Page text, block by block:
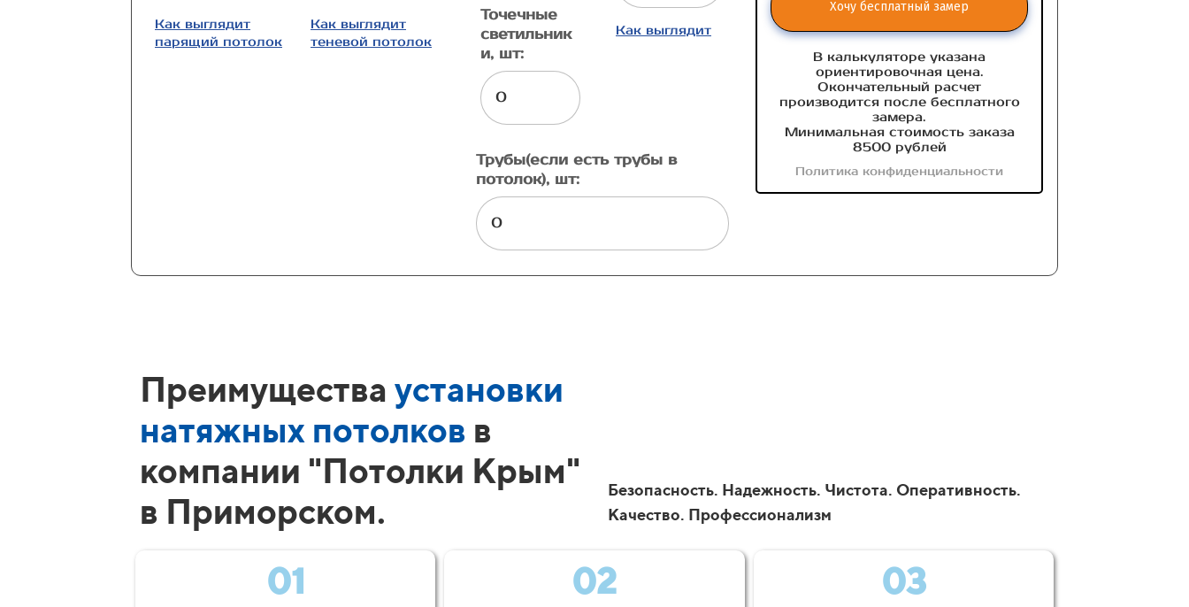
Как выглядит
парящий потолок
Как выглядит
теневой потолок
Точечные
светильник
и, шт:
Как выглядит
Трубы(если есть трубы в
потолок), шт:
Хочу бесплатный замер
В калькуляторе указана
ориентировочная цена.
Окончательный расчет
производится после бесплатного
замера.
Минимальная стоимость заказа
8500 рублей
Политика конфиденциальности
Преимущества установки
натяжных потолков в
компании "Потолки Крым"
в Приморском.
Безопасность. Надежность. Чистота. Оперативность.
Качество. Профессионализм
01 02 03